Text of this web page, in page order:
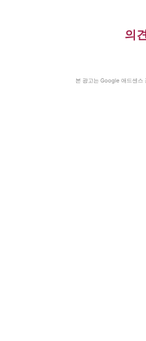
의
본 광고는 Google 애드센스